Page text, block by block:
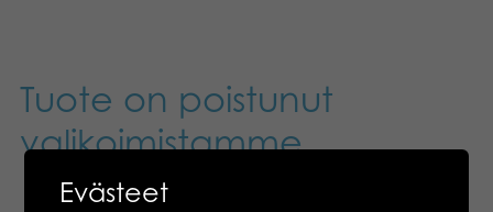
Tuote on poistunut
valikoimistamme.
Evästeet